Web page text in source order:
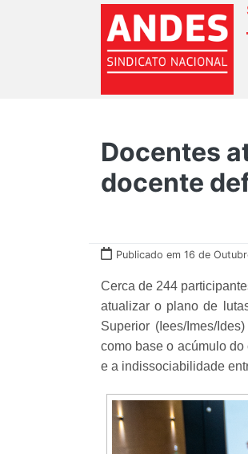
Docentes
docente
Publicado em 16 de
Cerca de 244
atualizar o plano de
Superior (Iees/Imes/
como base o acúmulo
e a indissociabilidade